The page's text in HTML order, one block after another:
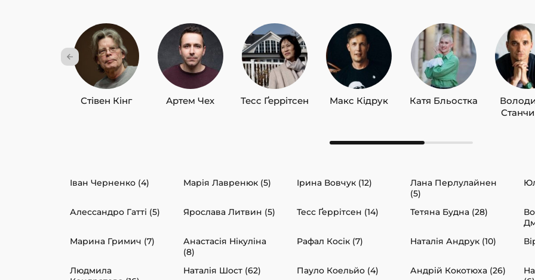
Стівен Кінг Артем Чех Тесс Ґеррітсен Макс Кідрук Катя Бльостка
Іван Черненко (4) Марія Лавренюк (5) Ірина Вовчук (12)
Лана Перлулайнен
(5)
Алессандро Гатті (5) Ярослава Литвин (5) Тесс Ґеррітсен (14) Тетяна Будна (28)
Марина Гримич (7)
Анастасія Нікуліна
(8)
Рафал Косік (7) Наталія Андрук (10)
Людмила
Наталія Шост (62) Пауло Коельйо (4) Андрій Кокотюха (26)